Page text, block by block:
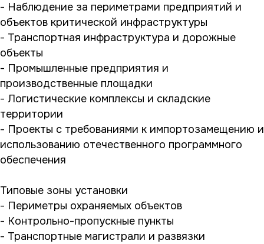
- Наблюдение за периметрами предприятий и
объектов критической инфраструктуры
- Транспортная инфраструктура и дорожные
объекты
- Промышленные предприятия и
производственные площадки
- Логистические комплексы и складские
территории
- Проекты с требованиями к импортозамещению и
использованию отечественного программного
обеспечения
Типовые зоны установки
- Периметры охраняемых объектов
- Контрольно-пропускные пункты
- Транспортные магистрали и развязки